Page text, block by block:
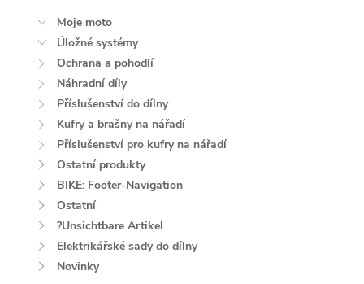
Moje moto
Úložné systémy
Ochrana a pohodlí
Náhradní díly
Příslušenství do dílny
Kufry a brašny na nářadí
Příslušenství pro kufry na nářadí
Ostatní produkty
BIKE: Footer-Navigation
Ostatní
?Unsichtbare Artikel
Elektrikářské sady do dílny
Novinky